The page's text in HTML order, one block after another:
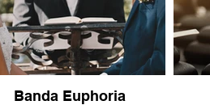
Banda Euphoria